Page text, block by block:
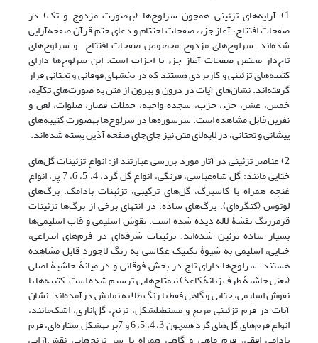
1) آرایه‌های تزئینی همچون سرلوح‌ها (به‎صورت مزدوج و تک) در
صفحات افتتاح، آغاز جزء، صفحات اختتام و دعای ختم قرآن صفحه‌آرایی
شده‌اند. سرلوح‌های مزدوج مخصوص صفحات افتتاح و سرلوح‌های
تاج‌دار مختص صفحات آغاز جزء یا احزاب است. این سرلوح‌ها دارای
کتیبه‌های تزئینی و کاربردی هستند که در بخش‎های فوقانی و تحتانی قرار
گرفته‌اند. نشان‌های آیات در درون و بیرون از متن به صورت‌های تک‎آیه،
خمس، عشر، جزء، حزب، سجده واجبه، جملات قصار، صلوات، لعن و
نفرین قابل مشاهده است. سرسوره‌ها در سرلوح‌ها به‎صورت کتیبه‌های
پیشانی و تحتانی، در لابه‌لای متن نیز جای‌جای صفحه آذین بسته شده‌اند.
2) عناصر تزئینی در آثار مورد بررسی عبارتند از: انواع تزئینات گل‌های
ختایی مانند: گل شاه‌عباسی، فرنگی، انواع گل گرد، 4، 5، 6، 7 پر، انواع
غنچه همراه با کاسبرگ، گل‌های ترکیبی، تزئینات بادامک، برگ‌های
لوتوس (کنگره‌ای)، برگ‌های ساده، در انتهای برخی از برگ‌ها تزئینات
قرمزرنگ نقشۀ لاله دیده شده است. نقوش اسلیمی و قاب اسلیمی‌ها
بسیار ساده تزئین شده‌اند. تزئینات شرفه‌ای در فرم‌های انتزاعی،
ختایی، اسلیمی به شیوۀ تکنیک عکاسی به رنگ لاجورد قابل مشاهده
هستند. سرلوح‌ها دارای تاج در بخش فوقانی و در میانۀ حاشیۀ اصلی
(یعنی حاشیۀ طرف زبانۀ کاغذ) نیم‎تاج‌هایی ترسیم شده است. کتیبه‌ها با
نقوش اسلیمی، ختایی و گاهی فقط با رنگ طلا به نمایش درآمده‌اند. نشان
‌آیات در فرم تزئینی مربع و مستطیل‎شکل، ترنج، گل‌اناری، اشک‌مانند،
انواع فرم‌های گل‌های گرد همچون 3، 4، 5، 6 و 7پر به‎شکل ستاره‌ای، فرم